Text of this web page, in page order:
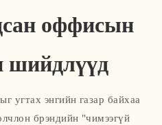
оффисын
шийдлүүд
угтах энгийн газар байхаа
брэндийн "чимээгүй